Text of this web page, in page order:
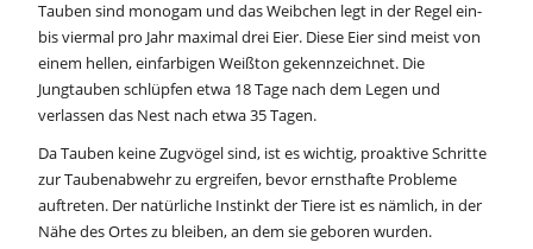
Tauben sind monogam und das Weibchen legt in der Regel ein-
bis viermal pro Jahr maximal drei Eier. Diese Eier sind meist von
einem hellen, einfarbigen Weißton gekennzeichnet. Die
Jungtauben schlüpfen etwa 18 Tage nach dem Legen und
verlassen das Nest nach etwa 35 Tagen.
Da Tauben keine Zugvögel sind, ist es wichtig, proaktive Schritte
zur Taubenabwehr zu ergreifen, bevor ernsthafte Probleme
auftreten. Der natürliche Instinkt der Tiere ist es nämlich, in der
Nähe des Ortes zu bleiben, an dem sie geboren wurden.